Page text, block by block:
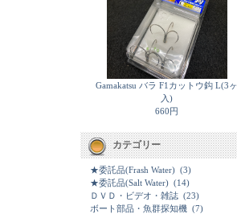
Gamakatsu バラ F1カットウ鈎 L(3ヶ
入)
660円
カテゴリー
★委託品(Frash Water) (3)
★委託品(Salt Water) (14)
ＤＶＤ・ビデオ・雑誌 (23)
ボート部品・魚群探知機 (7)